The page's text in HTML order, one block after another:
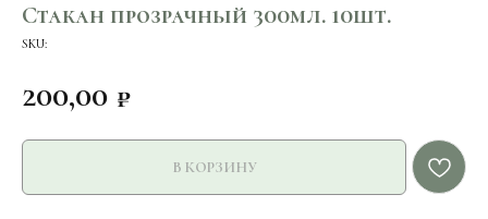
Стакан прозрачный 300мл. 10шт.
SKU:
200,00 ₽
В КОРЗИНУ